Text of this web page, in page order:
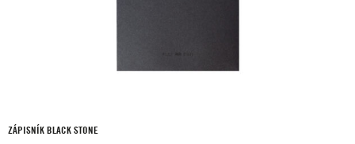
ZÁPISNÍK BLACK STONE